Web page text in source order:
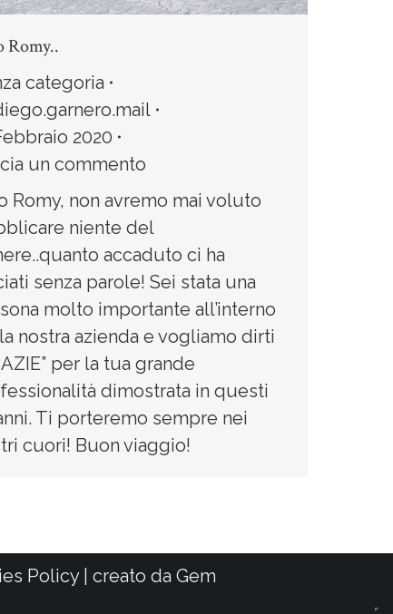
Romy..
categoria
2020
un commento
Romy, non avremo mai voluto
niente del
accaduto ci ha
senza parole! Sei stata una
molto importante all’interno
nostra azienda e vogliamo dirti
per la tua grande
dimostrata in questi
Ti porteremo sempre nei
cuori! Buon viaggio!
Policy | creato da Gem